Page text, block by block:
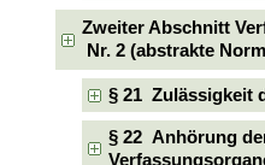
Zweiter Abschnitt
Nr. 2 (abstrakte
§ 21 Zulässigkeit
§ 22 Anhörung